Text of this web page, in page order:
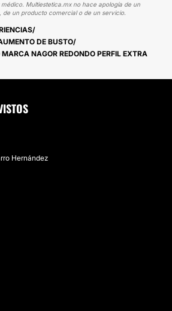
Multiestetica.mx no hace apología de un
un producto comercial o de un servicio.
DE BUSTO
NAGOR REDONDO PERFIL EXTRA
Hernández